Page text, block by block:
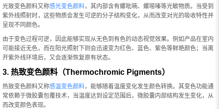
光致变色颜料又称感光变色颜料，其内部含有螺吡喃、螺噁嗪等光敏物质。当受到
紫外线照射时，这些物质会发生可逆的分子结构变化，从而改变对光的吸收特性并
呈现不同颜色。
由于变色过程可逆，因此能够实现从无色到有色的动态视觉效果。例如产品在室内
可能接近无色，而在阳光照射下则会迅速变为红色、蓝色、紫色等鲜艳颜色；当离
开紫外线环境后，又会逐渐恢复原有状态。
3. 热致变色颜料（Thermochromic Pigments）
热致变色颜料又称感温变色颜料，能够随着温度变化发生颜色转换。其变色功能通
常依赖于微胶囊包覆技术，当温度达到设定范围后，微胶囊内部结构发生变化，从
而改变颜色表现。